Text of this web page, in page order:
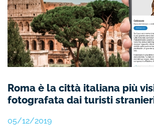
Roma è la città italiana più
fotografata dai turisti
05/12/2019